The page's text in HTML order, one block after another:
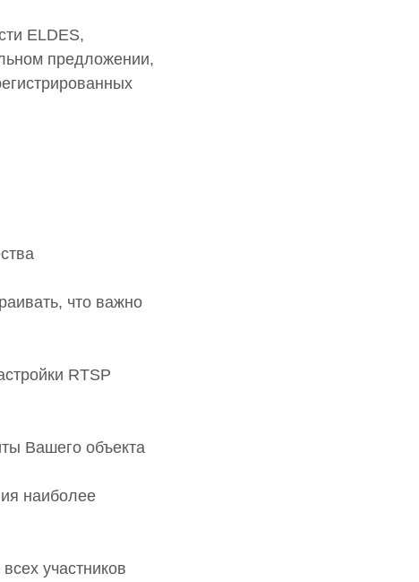
ELDES,
предложении,
что важно
RTSP
Вашего объекта
наиболее
участников